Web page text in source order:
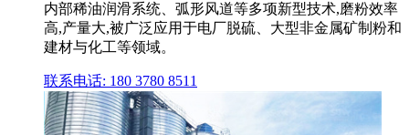
内部稀油润滑系统、弧形风道等多项新型技术,磨粉效率
高,产量大,被广泛应用于电厂脱硫、大型非金属矿制粉和
建材与化工等领域。
联系电话: 180 3780 8511